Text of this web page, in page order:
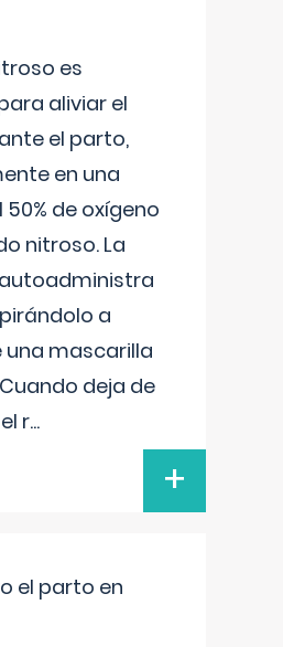
es
aliviar el
el parto,
en una
de oxígeno
nitroso. La
a
una mascarilla
deja de
r...
+
el parto en